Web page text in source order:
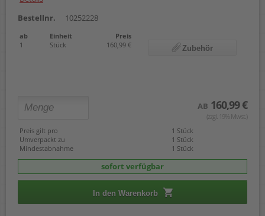
Bestellnr.
10252228
ab Einheit
Preis
1
Stück 160,99 € Zubehör
AB 160,99 €
(zzgl. 19% Mwst.)
Preis gilt pro
1 Stück
Umverpackt zu
1 Stück
Mindestabnahme
1 Stück
sofort verfügbar
In den Warenkorb